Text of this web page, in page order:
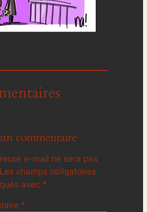
commentaire
e-mail ne sera pas
Les champs obligatoires
avec *
*